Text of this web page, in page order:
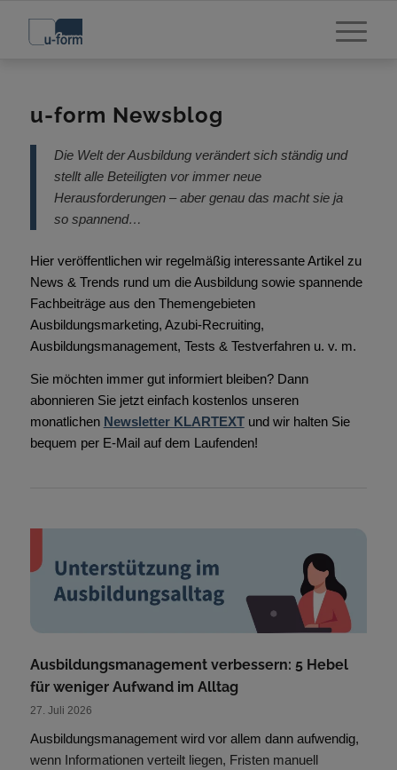
u-form Newsblog
Die Welt der Ausbildung verändert sich ständig und
stellt alle Beteiligten vor immer neue
Herausforderungen – aber genau das macht sie ja
so spannend…
Hier veröffentlichen wir regelmäßig interessante Artikel zu
News & Trends rund um die Ausbildung sowie spannende
Fachbeiträge aus den Themengebieten
Ausbildungsmarketing, Azubi-Recruiting,
Ausbildungsmanagement, Tests & Testverfahren u. v. m.
Sie möchten immer gut informiert bleiben? Dann
abonnieren Sie jetzt einfach kostenlos unseren
monatlichen Newsletter KLARTEXTund wir halten Sie
bequem per E-Mail auf dem Laufenden!
Ausbildungsmanagement verbessern: 5 Hebel
für weniger Aufwand im Alltag
27. Juli 2026
Ausbildungsmanagement wird vor allem dann aufwendig,
wenn Informationen verteilt liegen, Fristen manuell